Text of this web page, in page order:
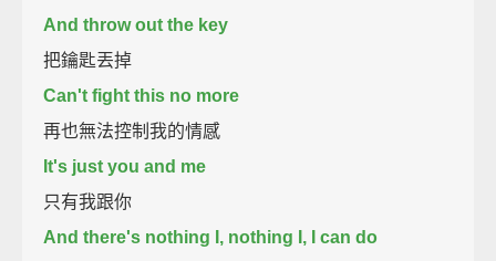
And throw out the key
把鑰匙丟掉
Can't fight this no more
再也無法控制我的情感
It's just you and me
只有我跟你
And there's nothing I, nothing I, I can do